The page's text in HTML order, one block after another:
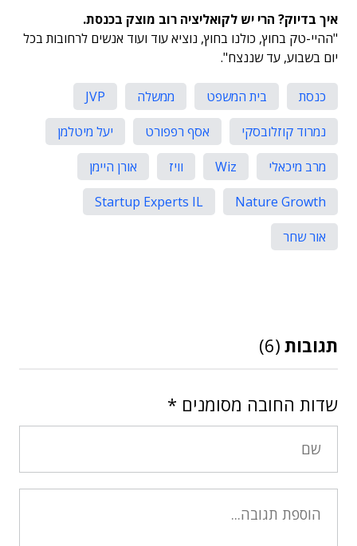
איך בדיוק? הרי יש לקואליציה רוב מוצק בכנסת.
"ההיי-טק בחוץ, כולנו בחוץ, נוציא עוד ועוד אנשים לרחובות בכל
יום בשבוע, עד שננצח".
כנסת בית המשפט ממשלה
JVP
נמרוד קוזלובסקי
אסף רפפורט
יעל מיטלמן
מרב מיכאלי
Wiz וויז
אורן היימן
Nature Growth
Startup Experts IL
אור שחר
תגובות (6)
שדות החובה מסומנים *